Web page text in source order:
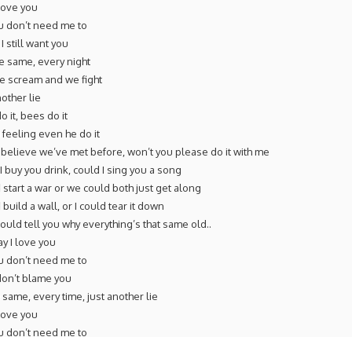
you
don’t need me to
still want you
same, every night
scream and we fight
lie
it, bees do it
feeling even he do it
believe we’ve met before, won’t you please do it with me
buy you drink, could I sing you a song
start a war or we could both just get along
build a wall, or I could tear it down
tell you why everything’s that same old..
I love you
don’t need me to
blame you
same, every time, just another lie
you
don’t need me to